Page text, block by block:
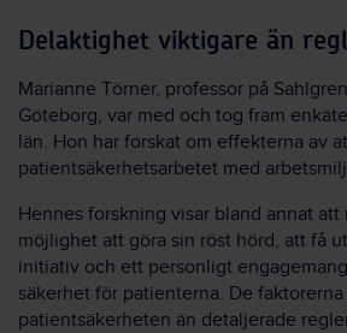
Delaktighet viktigare än
Marianne Törner, professor på
Göteborg, var med och tog fram
län. Hon har forskat om effekterna av
patientsäkerhetsarbetet med
Hennes forskning visar bland annat att
möjlighet att göra sin röst hörd, att få
initiativ och ett personligt
säkerhet för patienterna. De
patientsäkerheten än detaljerade